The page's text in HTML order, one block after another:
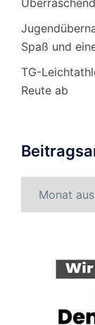
Spaß und
TG-
Reute ab